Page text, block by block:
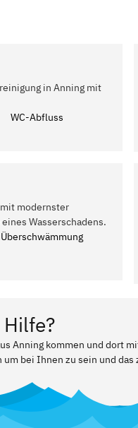
in Anning mit
WC-Abfluss
modernster
Wasserschadens.
Überschwämmung
Anning kommen und dort
bei Ihnen zu sein und das